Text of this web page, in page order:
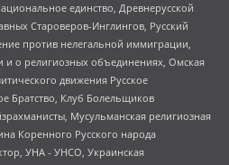
единство, Древнерусской
Староверов-Инглингов, Русский
против нелегальной иммиграции,
и о религиозных объединениях, Омская
движения Русское
Братство, Клуб Болельщиков
Мусульманская религиозная
Коренного Русского народа
УНА - УНСО, Украинская